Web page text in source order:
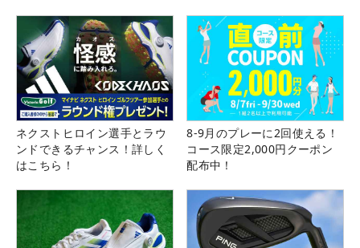
ネクストヒロイン選手とラウ
ンドできるチャンス！詳しく
はこちら！
8-9月のプレーに2回使える！
コース限定2,000円クーポン
配布中！